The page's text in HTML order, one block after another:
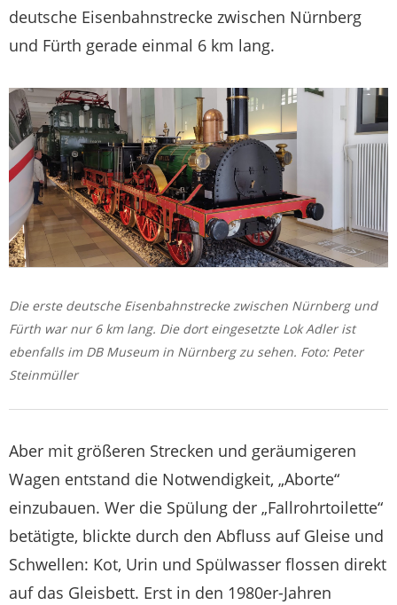
deutsche Eisenbahnstrecke zwischen Nürnberg
und Fürth gerade einmal 6 km lang.
Die erste deutsche Eisenbahnstrecke zwischen Nürnberg und
Fürth war nur 6 km lang. Die dort eingesetzte Lok Adler ist
ebenfalls im DB Museum in Nürnberg zu sehen. Foto: Peter
Steinmüller
Aber mit größeren Strecken und geräumigeren
Wagen entstand die Notwendigkeit, „Aborte“
einzubauen. Wer die Spülung der „Fallrohrtoilette“
betätigte, blickte durch den Abfluss auf Gleise und
Schwellen: Kot, Urin und Spülwasser flossen direkt
auf das Gleisbett. Erst in den 1980er-Jahren